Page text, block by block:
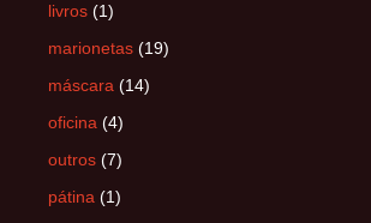
livros (1)
marionetas (19)
máscara (14)
oficina (4)
outros (7)
pátina (1)